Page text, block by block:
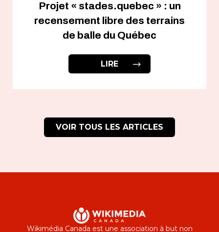
Projet « stades.quebec » : un
recensement libre des terrains
de balle du Québec
LIRE
VOIR TOUS LES ARTICLES
Wikimédia Canada est une association à but non